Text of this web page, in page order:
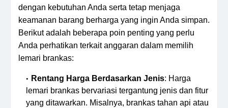
dengan kebutuhan Anda serta tetap menjaga
keamanan barang berharga yang ingin Anda simpan.
Berikut adalah beberapa poin penting yang perlu
Anda perhatikan terkait anggaran dalam memilih
lemari brankas:
Rentang Harga Berdasarkan Jenis: Harga
lemari brankas bervariasi tergantung jenis dan fitur
yang ditawarkan. Misalnya, brankas tahan api atau